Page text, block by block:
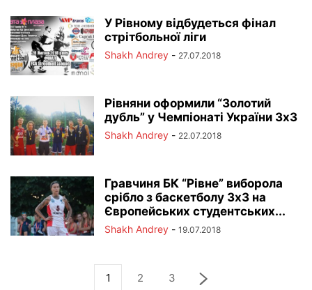
У Рівному відбудеться фінал
стрітбольної ліги
Shakh Andrey - 27.07.2018
Рівняни оформили “Золотий
дубль” у Чемпіонаті України 3х3
Shakh Andrey - 22.07.2018
Гравчиня БК “Рівне” виборола
срібло з баскетболу 3х3 на
Європейських студентських...
Shakh Andrey - 19.07.2018
1 2 3